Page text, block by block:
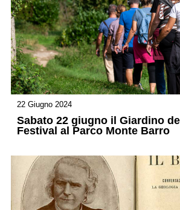
22 Giugno 2024
Sabato 22 giugno il Giardino
Festival al Parco Monte Barro